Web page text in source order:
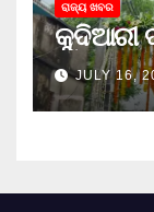
ରାଜ୍ୟ ଖବର
କୁଦିଆରୀ
JULY 16,